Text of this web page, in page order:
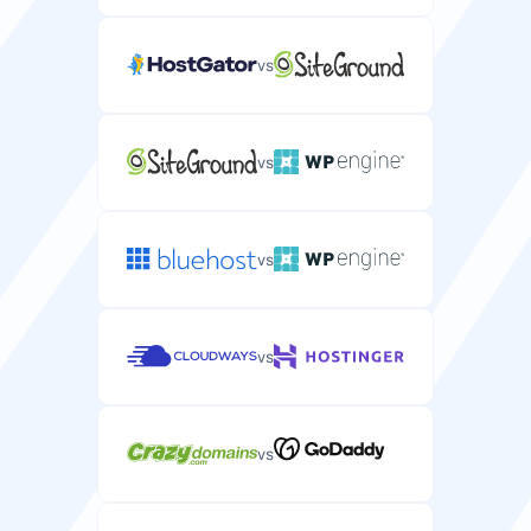
wydajność serwera.
vs
vs
vs
vs
vs